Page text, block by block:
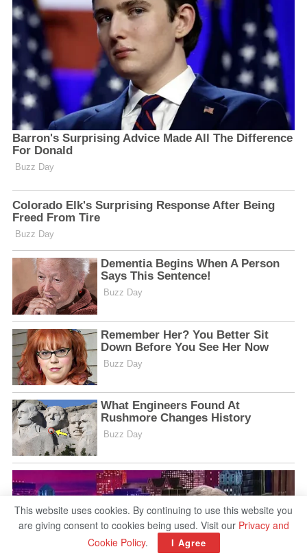
This website uses cookies. By continuing to use this website you
are giving consent to cookies being used. Visit our Privacy and
Cookie Policy. I Agree